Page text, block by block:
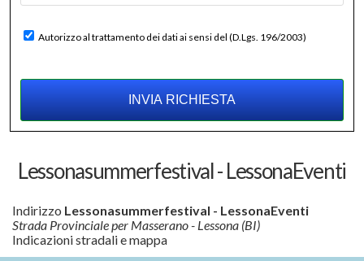
Autorizzo al trattamento dei dati ai sensi del (D.Lgs. 196/2003)
Lessonasummerfestival - LessonaEventi
Indirizzo Lessonasummerfestival - LessonaEventi
Strada Provinciale per Masserano - Lessona (BI)
Indicazioni stradali e mappa